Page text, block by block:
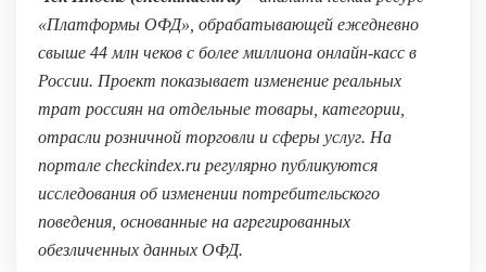
«Платформы ОФД», обрабатывающей ежедневно
свыше 44 млн чеков с более миллиона онлайн-касс в
России. Проект показывает изменение реальных
трат россиян на отдельные товары, категории,
отрасли розничной торговли и сферы услуг. На
портале checkindex.ru регулярно публикуются
исследования об изменении потребительского
поведения, основанные на агрегированных
обезличенных данных ОФД.